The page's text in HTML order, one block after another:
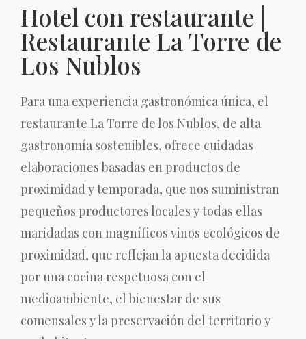
Hotel con restaurante |
Restaurante La Torre de
Los Nublos
Para una experiencia gastronómica única, el
restaurante La Torre de los Nublos, de alta
gastronomía sostenibles, ofrece cuidadas
elaboraciones basadas en productos de
proximidad y temporada, que nos suministran
pequeños productores locales y todas ellas
maridadas con magníficos vinos ecológicos de
proximidad, que reflejan la apuesta decidida
por una cocina respetuosa con el
medioambiente, el bienestar de sus
comensales y la preservación del territorio y